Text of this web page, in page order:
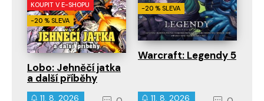
KOUPIT V E-SHOPU
-20 % SLEVA
Lobo: Jehněčí jatka
a další příběhy
11. 8. 2026
-20 % SLEVA
Warcraft: Legendy 5
11. 8. 2026